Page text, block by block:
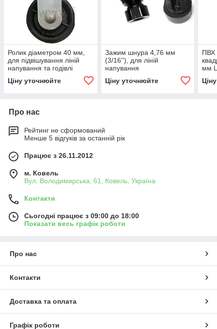
Ролик діаметром 40 мм,
для підвішування ліній
напування та годівлі
Ціну уточнюйте
Зажим шнура 4,76 мм
(3/16''), для ліній
напування
Ціну уточнюйте
ПВХ
мм
Про нас
Рейтинг не сформований
Менше 5 відгуків за останній рік
Працює з 26.11.2012
м. Ковель
Вул. Володимирська, 61, Ковель, Україна
Контакти
Сьогодні працює з 09:00 до 18:00
Показати весь графік роботи
Про нас
Контакти
Доставка та оплата
Графік роботи